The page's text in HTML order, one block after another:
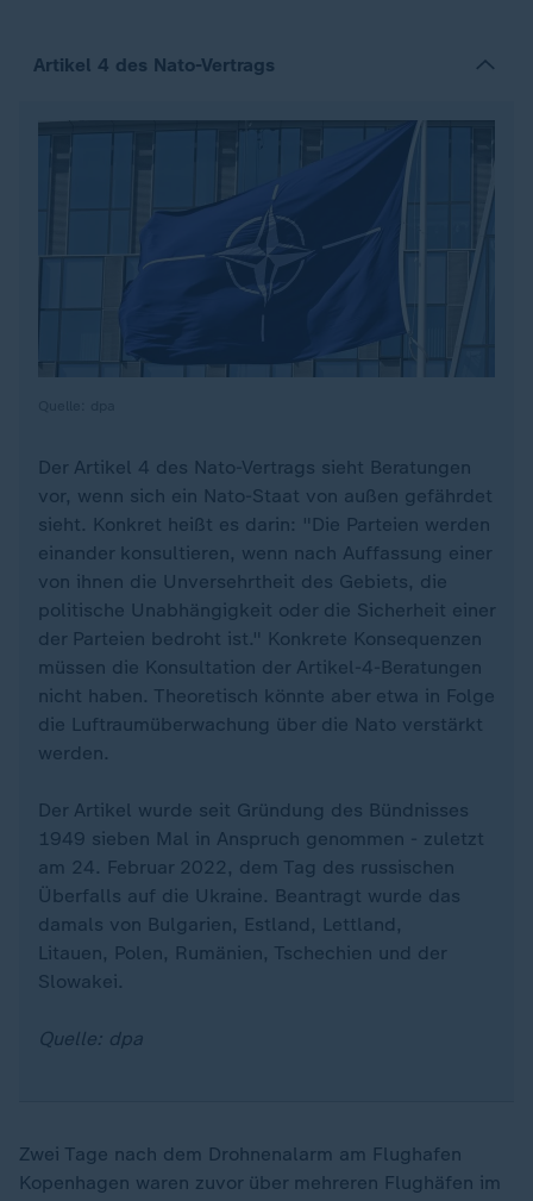
Artikel 4 des Nato-Vertrags
Der Artikel 4 des Nato-Vertrags sieht Beratungen
vor, wenn sich ein Nato-Staat von außen gefährdet
sieht. Konkret heißt es darin: "Die Parteien werden
einander konsultieren, wenn nach Auffassung einer
von ihnen die Unversehrtheit des Gebiets, die
politische Unabhängigkeit oder die Sicherheit einer
der Parteien bedroht ist." Konkrete Konsequenzen
müssen die Konsultation der Artikel-4-Beratungen
nicht haben. Theoretisch könnte aber etwa in Folge
die Luftraumüberwachung über die Nato verstärkt
werden.
Der Artikel wurde seit Gründung des Bündnisses
1949 sieben Mal in Anspruch genommen - zuletzt
am 24. Februar 2022, dem Tag des russischen
Überfalls auf die Ukraine. Beantragt wurde das
damals von Bulgarien, Estland, Lettland,
Litauen, Polen, Rumänien, Tschechien und der
Slowakei.
Quelle: dpa
Zwei Tage nach dem Drohnenalarm am Flughafen
Kopenhagen waren zuvor über mehreren Flughäfen im